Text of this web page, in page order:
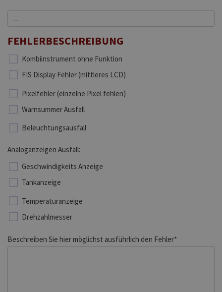
FEHLERBESCHREIBUNG
Kombiinstrument ohne Funktion
FIS Display Fehler (mittleres LCD)
Pixelfehler (einzelne Pixel fehlen)
Warnsummer Ausfall
Beleuchtungsausfall
Analoganzeigen Ausfall:
Geschwindigkeits Anzeige
Tankanzeige
Temperaturanzeige
Drehzahlmesser
Beschreiben Sie hier möglichst ausführlich den Fehler*